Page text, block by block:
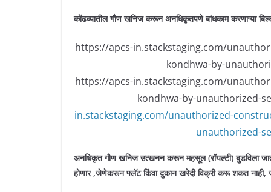
कोंढव्यातील गौण खनिज करून अनधिकृतपणे बांधकाम करणाऱ्या
https://apcs-in.stackstaging.com/
kondhwa-by-
https://apcs-in.stackstaging.com/
kondhwa-by-unauthorized-
in.stackstaging.com/unauthorized-
unauthorized-
अनधिकृत गौण खनिज उत्खनन करून महसूल (रॉयल्टी) बुडविला जात
होणार ,जेणेकरून फ्लॅट किंवा दुकान खरेदी विक्री करू शकत नाही,